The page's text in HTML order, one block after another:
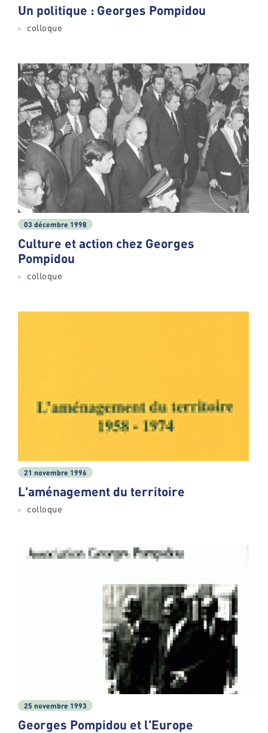
Un politique : Georges Pompidou
colloque
03 décembre 1998
Culture et action chez Georges
Pompidou
colloque
21 novembre 1996
L'aménagement du territoire
colloque
25 novembre 1993
Georges Pompidou et l'Europe